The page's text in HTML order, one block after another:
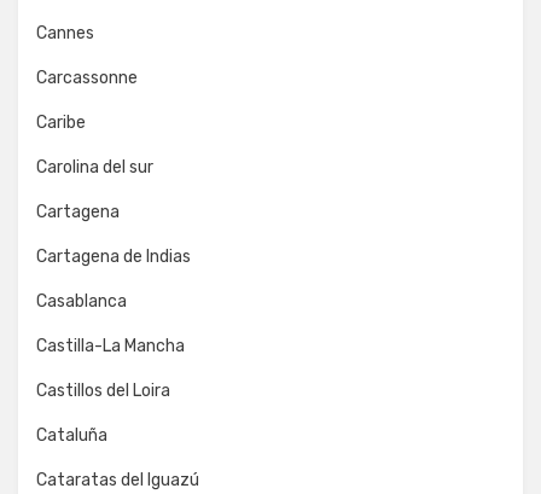
Cannes
Carcassonne
Caribe
Carolina del sur
Cartagena
Cartagena de Indias
Casablanca
Castilla-La Mancha
Castillos del Loira
Cataluña
Cataratas del Iguazú